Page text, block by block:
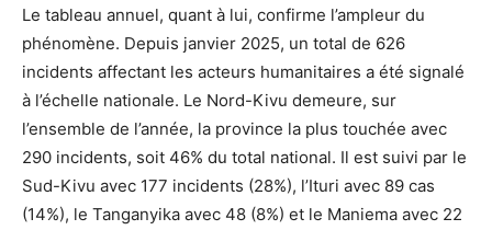
Le tableau annuel, quant à lui, confirme l’ampleur du
phénomène. Depuis janvier 2025, un total de 626
incidents affectant les acteurs humanitaires a été signalé
à l’échelle nationale. Le Nord-Kivu demeure, sur
l’ensemble de l’année, la province la plus touchée avec
290 incidents, soit 46% du total national. Il est suivi par le
Sud-Kivu avec 177 incidents (28%), l’Ituri avec 89 cas
(14%), le Tanganyika avec 48 (8%) et le Maniema avec 22